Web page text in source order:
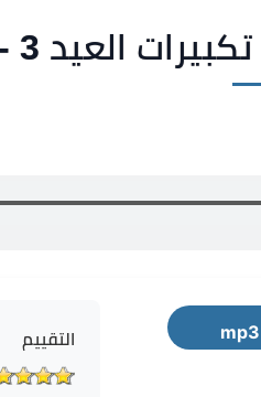
العيد 3 - اسلاميات
التقييم